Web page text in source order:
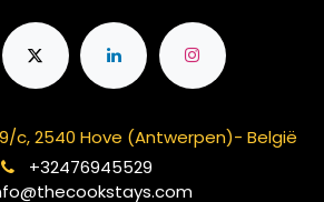
c, 2540 Hove (Antwerpen)- België
+32476945529